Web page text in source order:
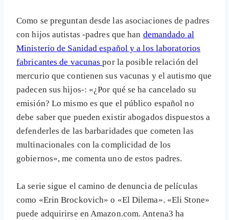
Como se preguntan desde las asociaciones de padres
con hijos autistas -padres que han demandado al
Ministerio de Sanidad español y a los laboratorios
fabricantes de vacunaspor la posible relación del
mercurio que contienen sus vacunas y el autismo que
padecen sus hijos-: «¿Por qué se ha cancelado su
emisión? Lo mismo es que el público español no
debe saber que pueden existir abogados dispuestos a
defenderles de las barbaridades que cometen las
multinacionales con la complicidad de los
gobiernos», me comenta uno de estos padres.
La serie sigue el camino de denuncia de películas
como «Erin Brockovich» o «El Dilema». «Eli Stone»
puede adquirirse en Amazon.com. Antena3 ha